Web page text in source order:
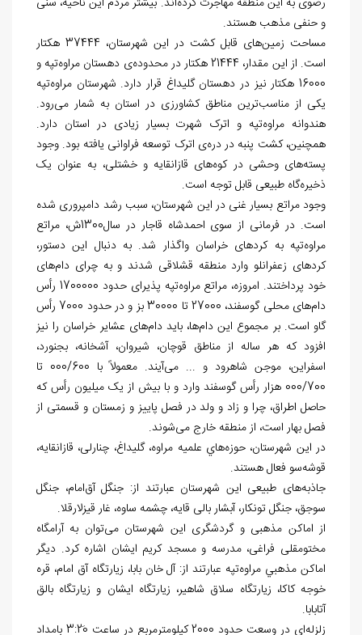
و حنفی مذهب هستند.
مساحت زمین‌های قابل کشت در این شهرستان، 37444 هکتار
است. از این مقدار، 21444 هکتار در محدوده‌ی دهستان مراوه‌تپه و
16000 هکتار نیز در دهستان گلیداغ قرار دارد. شهرستان مراوه‌تپه
یکی از مناسب‌ترین مناطق کشاورزی در استان به شمار می‌رود.
هندوانه مراوه‌تپه و اترک شهرت بسیار زیادی در استان دارد.
همچنین، کشت پنبه در دره‌ی اترک توسعه فراوانی یافته بود. وجود
پسته‌های وحشی در کوه‌های قازانقایه و خشتلی، به عنوان یک
ذخیره‌گاه طبیعی قابل توجه است.
وجود مراتع بسیار غنی در اين شهرستان، سبب رشد دامپروری شده
است. در فرمانی از سوی احمدشاه قاجار در سال1300ش، مراتع
مراوه‌تپه به کردهای خراسان واگذار شد. به دنبال این دستور،
کردهای زعفرانلو وارد منطقه قشلاقی شدند و به چرای دام‌های
خود ‌پرداختند. امروزه، مراتع مراوه‌تپه پذیرای حدود 1700000 رأس
دام‌های محلی گوسفند، 27000 تا 30000 بز و در حدود 7000 رأس
گاو است. بر مجموع این دام‌ها، باید دام‌های عشایر خراسان را نیز
افزود که هر ساله از مناطق قوچان، شیروان، آشخانه، بجنورد،
اسفراین، موجن شاهرود و ... می‌آیند. معمولاً با 000/600 تا
000/700 هزار رأس گوسفند وارد و با بیش از یک میلیون رأس که
حاصل اطراق، چرا و زاد و ولد در فصل پاییز و زمستان و قسمتی از
فصل بهار است، از منطقه خارج می‌شوند.
در اين شهرستان، حوزه‌هاي علميه مراوه، گلیداغ، چنارلی، قازانقایه،
قوشه‌سو فعال هستند.
جاذبه‌های طبیعی این شهرستان عبارتند از: جنگل آق‌امام، جنگل
سوجق، جنگل تونکار، آبشار بالی قایه، چشمه ساوه، غار قیزلارقلا.
از اماکن مذهبی و گردشگری این شهرستان می‌توان به آرامگاه
مختومقلی فراغی، مدرسه و مسجد کریم ایشان اشاره کرد. دیگر
اماکن مذهبي مراوه‌تپه عبارتند از: آل خان بابا، زیارتگاه آق امام، قره
خوجه کاکا، زیارتگاه سلاق شاهیر، زیارتگاه ایشان و زیارتگاه بالق
آتابابا.
زلزله‌ای در وسعت حدود 2000 کیلومترمربع در ساعت 3:20َ بامداد